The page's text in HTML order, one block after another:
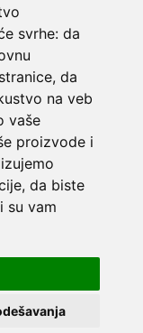
svrhe: da
, da
na veb
vaše
proizvode i
, da biste
su vam
početnike